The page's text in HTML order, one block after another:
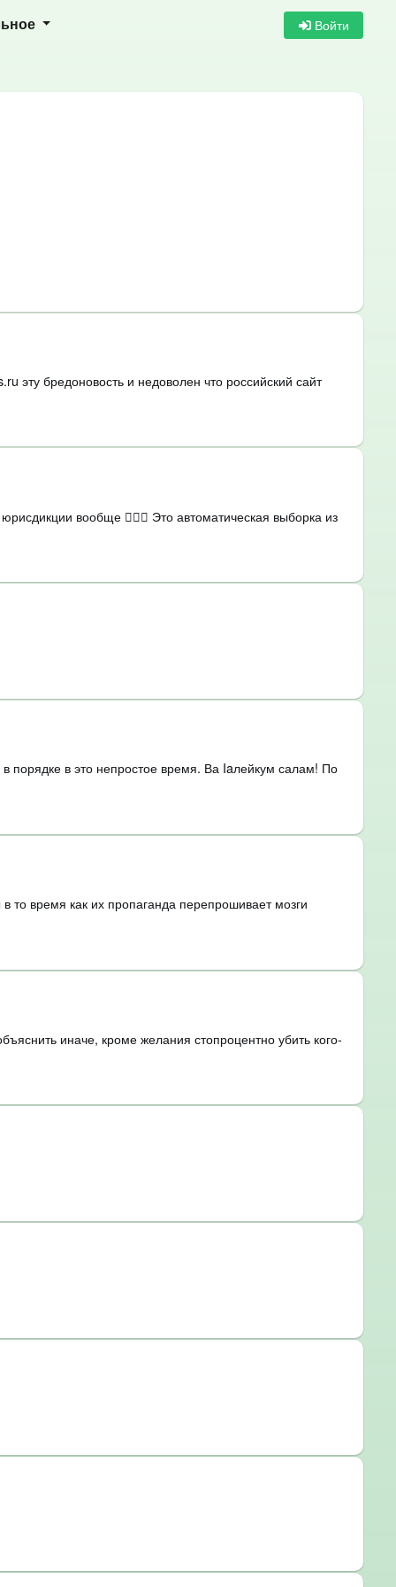
Войти
эту бредоновость и недоволен что российский сайт
вообще 🤷🏻‍♂️ Это автоматическая выборка из
порядке в это непростое время. Ва Iaлейкум салам! По
то время как их пропаганда перепрошивает мозги
иначе, кроме желания стопроцентно убить кого-